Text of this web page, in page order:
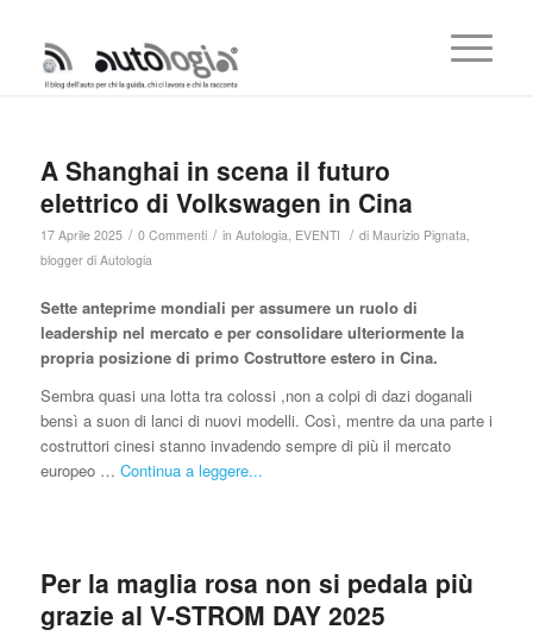
A Shanghai in scena il futuro
elettrico di Volkswagen in Cina
17 Aprile 2025 / 0 Commenti / in Autologia, EVENTI / di Maurizio Pignata,
blogger di Autologia
Sette anteprime mondiali per assumere un ruolo di
leadership nel mercato e per consolidare ulteriormente la
propria posizione di primo Costruttore estero in Cina.
Sembra quasi una lotta tra colossi ,non a colpi di dazi doganali
bensì a suon di lanci di nuovi modelli. Così, mentre da una parte i
costruttori cinesi stanno invadendo sempre di più il mercato
europeo … Continua a leggere...
Per la maglia rosa non si pedala più
grazie al V-STROM DAY 2025